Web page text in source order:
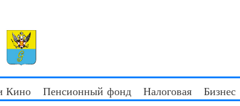
Кино Пенсионный фонд Налоговая Бизнес